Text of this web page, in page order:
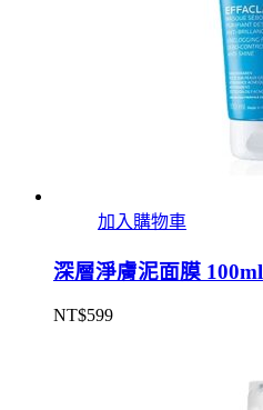
加入購物車
深層淨膚泥面膜 100ml
NT$599